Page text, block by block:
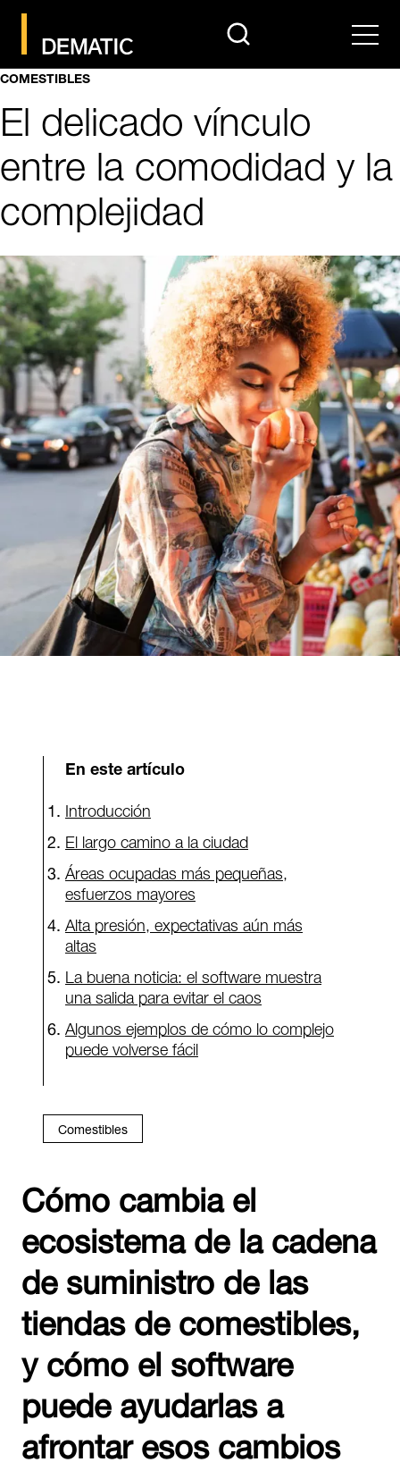
search Menu
COMESTIBLES
El delicado vínculo
entre la comodidad y la
complejidad
En este artículo
Introducción
El largo camino a la ciudad
Áreas ocupadas más pequeñas,
esfuerzos mayores
Alta presión, expectativas aún más
altas
La buena noticia: el software muestra
una salida para evitar el caos
Algunos ejemplos de cómo lo complejo
puede volverse fácil
Comestibles
Cómo cambia el
ecosistema de la cadena
de suministro de las
tiendas de comestibles,
y cómo el software
puede ayudarlas a
afrontar esos cambios